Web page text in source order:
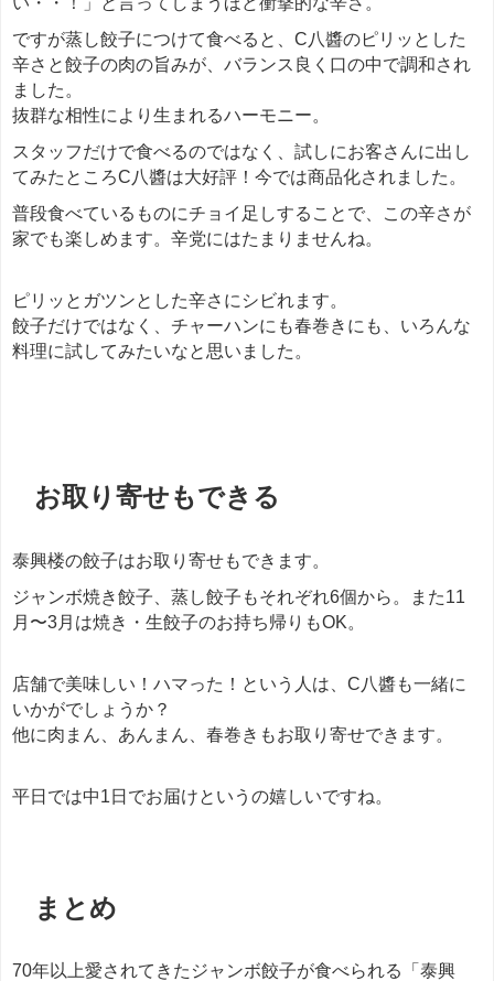
ですが蒸し餃子につけて食べると、C八醬のピリッとした
辛さと餃子の肉の旨みが、バランス良く口の中で調和され
ました。
抜群な相性により生まれるハーモニー。
スタッフだけで食べるのではなく、試しにお客さんに出し
てみたところC八醬は大好評！今では商品化されました。
普段食べているものにチョイ足しすることで、この辛さが
家でも楽しめます。辛党にはたまりませんね。
ピリッとガツンとした辛さにシビれます。
餃子だけではなく、チャーハンにも春巻きにも、いろんな
料理に試してみたいなと思いました。
お取り寄せもできる
泰興楼の餃子はお取り寄せもできます。
ジャンボ焼き餃子、蒸し餃子もそれぞれ6個から。また11
月〜3月は焼き・生餃子のお持ち帰りもOK。
店舗で美味しい！ハマった！という人は、C八醬も一緒に
いかがでしょうか？
他に肉まん、あんまん、春巻きもお取り寄せできます。
平日では中1日でお届けというの嬉しいですね。
まとめ
70年以上愛されてきたジャンボ餃子が食べられる「泰興